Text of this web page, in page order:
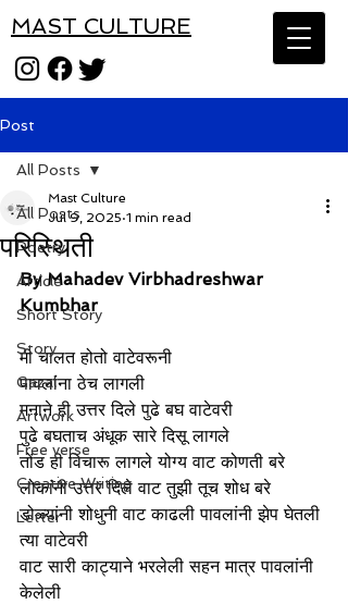
MAST CULTURE
Post
All Posts
Poetry
Article
Short Story
Story
Gazal
Artwork
Free verse
Creative Writing
Letter
All Posts
परिस्थिती
Mast Culture
Jul 9, 2025 1 min read
By Mahadev Virbhadreshwar
Kumbhar
मी चालत होतो वाटेवरूनी
पावलांना ठेच लागली
मनाने ही उत्तर दिले पुढे बघ वाटेवरी
पुढे बघताच अंधूक सारे दिसू लागले
तोंड ही विचारू लागले योग्य वाट कोणती बरे
लोकांनी उत्तर दिले वाट तुझी तूच शोध बरे
डोळ्यांनी शोधुनी वाट काढली पावलांनी झेप घेतली
त्या वाटेवरी
वाट सारी काट्याने भरलेली सहन मात्र पावलांनी
केलेली